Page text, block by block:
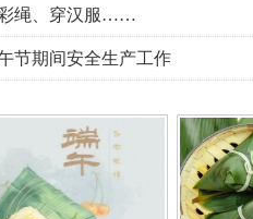
绳、穿汉服……
节期间安全生产工作